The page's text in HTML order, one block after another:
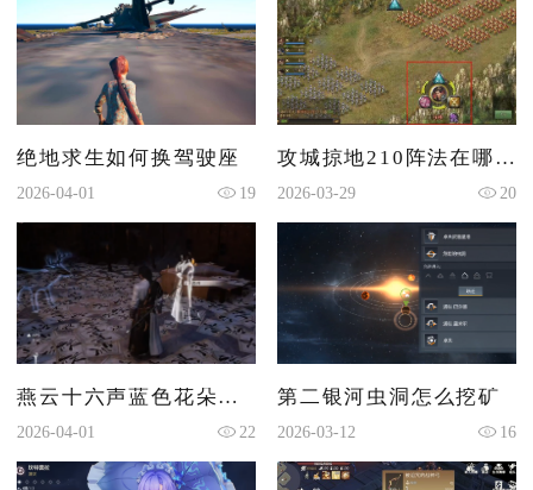
绝地求生如何换驾驶座
2026-04-01 19
攻城掠地210阵法在哪开
2026-03-29 20
燕云十六声蓝色花朵怎么打
2026-04-01 22
第二银河虫洞怎么挖矿
2026-03-12 16